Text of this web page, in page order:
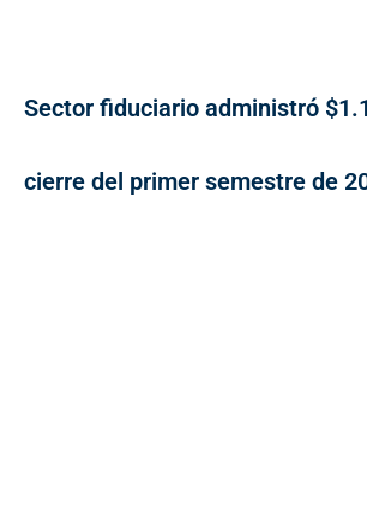
Sector fiduciario administró
cierre del primer semestre de